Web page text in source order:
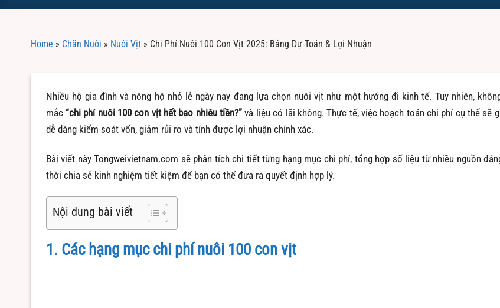
Home » Chăn Nuôi » Nuôi Vịt » Chi Phí Nuôi 100 Con Vịt 2025: Bảng Dự Toán & Lợi Nhuận
Nhiều hộ gia đình và nông hộ nhỏ lẻ ngày nay đang lựa chọn nuôi vịt như một hướng đi kinh tế. Tuy nhiên,
mắc “chi phí nuôi 100 con vịt hết bao nhiêu tiền?” và liệu có lãi không. Thực tế, việc hoạch toán chi phí cụ thể sẽ
dễ dàng kiểm soát vốn, giảm rủi ro và tính được lợi nhuận chính xác.
Bài viết này Tongweivietnam.com sẽ phân tích chi tiết từng hạng mục chi phí, tổng hợp số liệu từ nhiều nguồn
thời chia sẻ kinh nghiệm tiết kiệm để bạn có thể đưa ra quyết định hợp lý.
Nội dung bài viết
1. Các hạng mục chi phí nuôi 100 con vịt